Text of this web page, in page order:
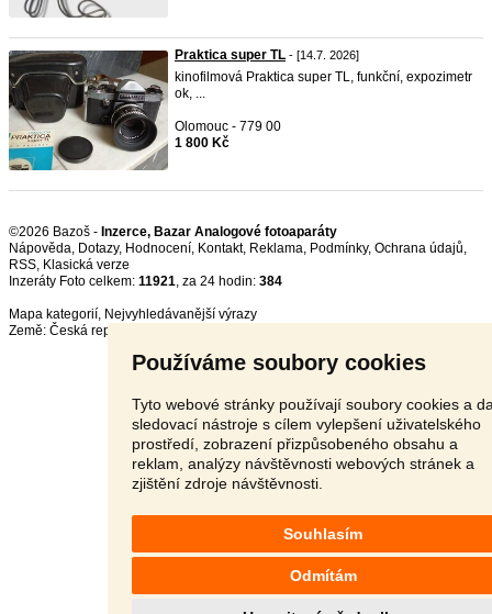
Používáme soubory cookies
Tyto webové stránky používají soubory cookies a
sledovací nástroje s cílem vylepšení uživatelského
prostředí, zobrazení přizpůsobeného obsahu a
reklam, analýzy návštěvnosti webových stránek a
zjištění zdroje návštěvnosti.
Souhlasím
Odmítám
Praktica super TL - [14.7. 2026]
kinofilmová Praktica super TL, funkční, expozimetr
ok, ...
Olomouc - 779 00
1 800 Kč
©2026 Bazoš - Inzerce, Bazar Analogové fotoaparáty
Nápověda, Dotazy, Hodnocení, Kontakt, Reklama, Podmínky, Ochrana údajů,
RSS,
Inzeráty Foto celkem: 11921, za 24 hodin: 384
Mapa kategorií, Nejvyhledávanější výrazy
Země: Česká republika